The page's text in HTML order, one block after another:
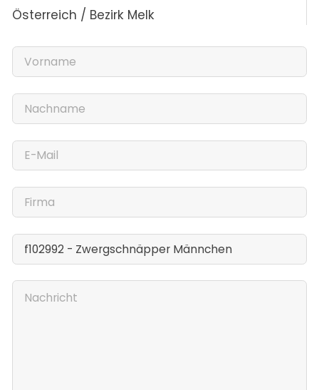
Österreich / Bezirk Melk